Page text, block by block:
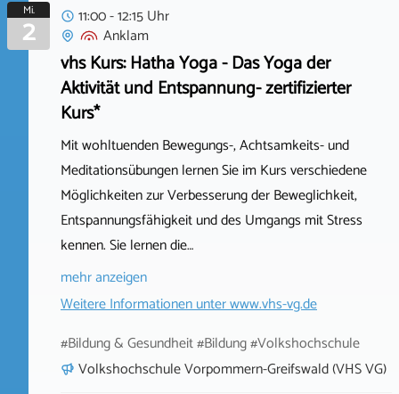
Mi.
2
11:00 - 12:15 Uhr
Anklam
vhs Kurs: Hatha Yoga - Das Yoga der
Aktivität und Entspannung- zertifizierter
Kurs*
Mit wohltuenden Bewegungs-, Achtsamkeits- und
Meditationsübungen lernen Sie im Kurs verschiedene
Möglichkeiten zur Verbesserung der Beweglichkeit,
Entspannungsfähigkeit und des Umgangs mit Stress
kennen. Sie lernen die…
mehr anzeigen
Weitere Informationen unterwww.vhs-vg.de
#Bildung & Gesundheit #Bildung #Volkshochschule
Volkshochschule Vorpommern-Greifswald (VHS VG)